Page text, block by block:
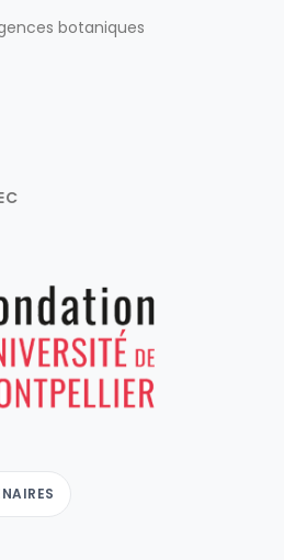
botaniques